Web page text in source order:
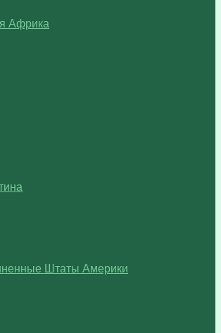
Африка
Штаты Америки